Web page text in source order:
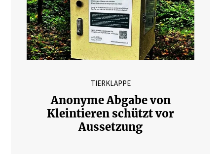
TIERKLAPPE
Anonyme Abgabe von
Kleintieren schützt vor
Aussetzung